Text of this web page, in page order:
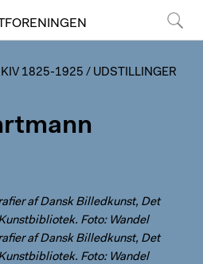
1825-1925 / UDSTILLINGER
af Dansk Billedkunst, Det
Foto: Wandel
af Dansk Billedkunst, Det
Foto: Wandel